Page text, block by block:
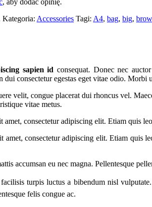
Kategoria: Accessories Tagi: A4, bag, big,
sapien id consequat. Donec nec
dui consectetur egestas eget vitae odio.
velit, congue placerat dui rhoncus vel.
vitae metus.
amet, consectetur adipiscing elit. Etiam quis
amet, consectetur adipiscing elit. Etiam quis
accumsan eu nec magna. Pellentesque
turpis luctus a bibendum nisl
felis congue ac.